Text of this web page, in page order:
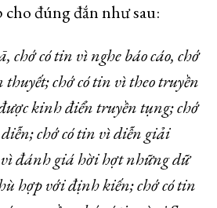
đúng đắn như sau:
có tin vì nghe báo cáo, chớ
chớ có tin vì theo truyền
kinh điển truyền tụng; chớ
chớ có tin vì diễn giải
đánh giá hời hợt những dữ
hợp với định kiến; chớ có tin